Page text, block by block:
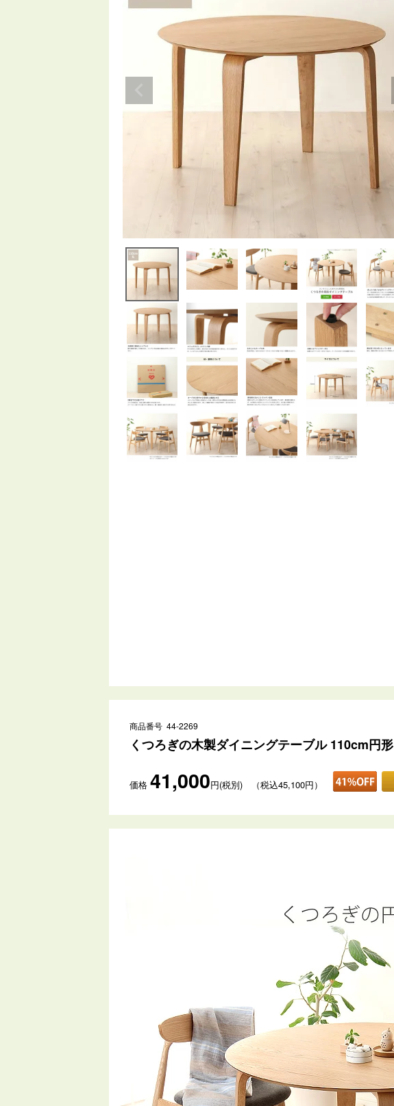
商品番号 44-2269
くつろぎの木製ダイニングテーブル 110cm円形
価格 41,000円(税別) （税込45,100円）